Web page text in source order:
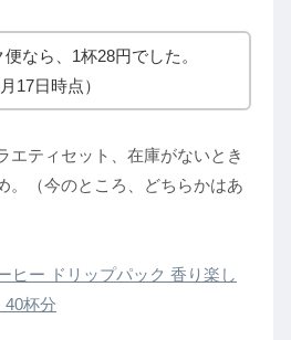
なら、1杯28円でした。
17日時点）
エティセット、在庫がないとき
。（今のところ、どちらかはあ
ヒー ドリップパック 香り楽し
40杯分